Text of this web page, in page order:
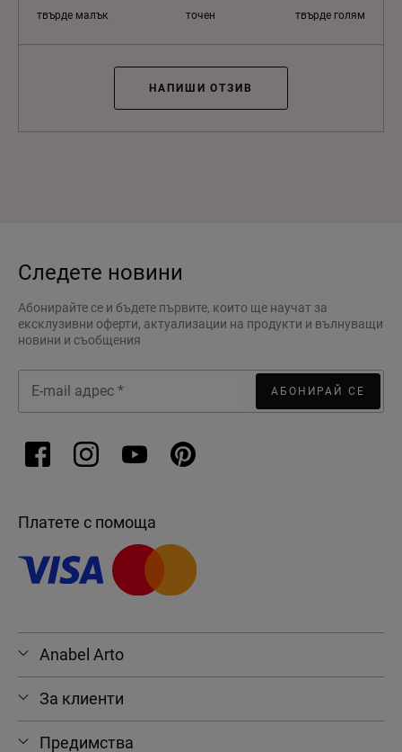
твърде малък точен твърде голям
НАПИШИ ОТЗИВ
Следете новини
Абонирайте се и бъдете първите, които ще научат за
ексклузивни оферти, актуализации на продукти и вълнуващи
новини и съобщения
АБОНИРАЙ СЕ
Платете с помоща
Anabel Arto
За клиенти
Предимства